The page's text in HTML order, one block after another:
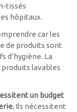
tissés
hôpitaux.
car les
de produits sont
d’hygiène. La
lavables
un budget
Ils nécessitent